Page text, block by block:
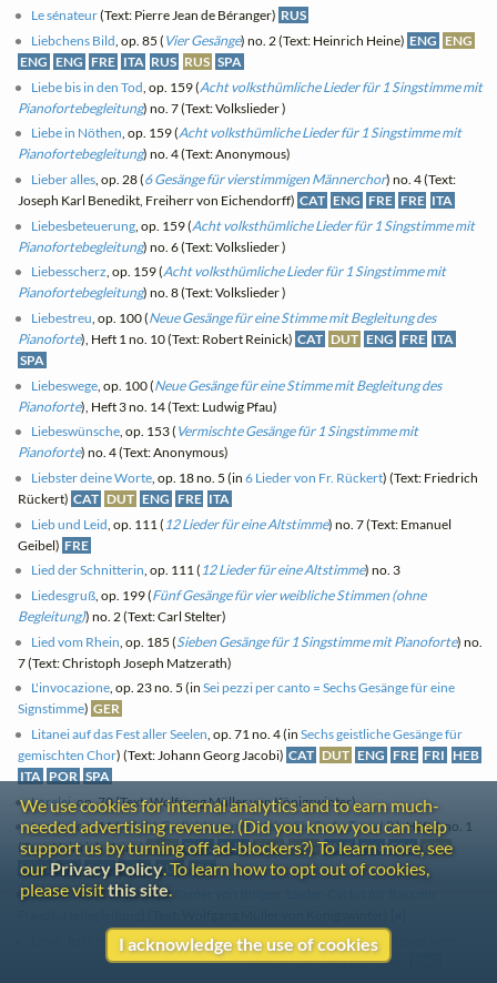
Le sénateur(Text: Pierre Jean de Béranger) RUS
Liebchens Bild , op. 85 ( Vier Gesänge) no. 2 (Text: Heinrich Heine) ENG ENG
ENG ENG FRE ITA RUS RUS SPA
Liebe bis in den Tod , op. 159 (Acht volksthümliche Lieder für 1 Singstimme mit
Pianofortebegleitung) no. 7 (Text: Volkslieder )
Liebe in Nöthen, op. 159 (Acht volksthümliche Lieder für 1 Singstimme mit
Pianofortebegleitung) no. 4 (Text: Anonymous)
Lieber alles , op. 28 (6 Gesänge für vierstimmigen Männerchor) no. 4 (Text:
Joseph Karl Benedikt, Freiherr von Eichendorff) CAT ENG FRE FRE ITA
Liebesbeteuerung , op. 159 (Acht volksthümliche Lieder für 1 Singstimme mit
Pianofortebegleitung) no. 6 (Text: Volkslieder )
Liebesscherz, op. 159 (Acht volksthümliche Lieder für 1 Singstimme mit
Pianofortebegleitung) no. 8 (Text: Volkslieder )
Liebestreu, op. 100 (Neue Gesänge für eine Stimme mit Begleitung des
Pianoforte), Heft 1 no. 10 (Text: Robert Reinick) CAT DUT ENG FRE ITA
SPA
Liebeswege , op. 100 (Neue Gesänge für eine Stimme mit Begleitung des
Pianoforte), Heft 3 no. 14 (Text: Ludwig Pfau)
Liebeswünsche, op. 153 ( Vermischte Gesänge für 1 Singstimme mit
Pianoforte) no. 4 (Text: Anonymous)
Liebster deine Worte, op. 18 no. 5 (in6 Lieder von Fr. Rückert) (Text: Friedrich
Rückert) CAT DUT ENG FRE ITA
Lieb und Leid , op. 111 ( 12 Lieder für eine Altstimme) no. 7 (Text: Emanuel
Geibel) FRE
Lied der Schnitterin, op. 111 ( 12 Lieder für eine Altstimme) no. 3
Liedesgruß, op. 199 (Fünf Gesänge für vier weibliche Stimmen (ohne
Begleitung)) no. 2 (Text: Carl Stelter)
Lied vom Rhein , op. 185 (Sieben Gesänge für 1 Singstimme mit Pianoforte) no.
7 (Text: Christoph Joseph Matzerath)
L'invocazione, op. 23 no. 5 (inSei pezzi per canto = Sechs Gesänge für eine
Signstimme) GER
Litanei auf das Fest aller Seelen, op. 71 no. 4 (inSechs geistliche Gesänge für
gemischten Chor) (Text: Johann Georg Jacobi) CAT DUT ENG FRE FRI HEB
ITA POR SPA
Lorelei, op. 70 (Text: Wolfgang Müller von Königswinter)
Lorelei, op. 116 (Acht Gedichte von H. Heine für S., A., T. und B.), Heft 1 no. 1
(Text: Heinrich Heine)DUT ENG ENG ENG ENG ENG FIN FRE GRE
HUN
ITA POL POR RUS SPA
Loreley, op. 179 no. 4 (in
Loser, leichter, luft'ger Wind, op. 121 (Sechs Kammerduette für zwei tiefe
Stimmen mit Begleitung des Pianoforte) no. 2 (Text: Georg Scherer)
We use cookies for internal analytics and to earn much-
needed advertising revenue. (Did you know you can help
support us by turning off ad-blockers?) To learn more, see
our Privacy Policy. To learn how to opt out of cookies,
please visitthis site.
I acknowledge the use of cookies